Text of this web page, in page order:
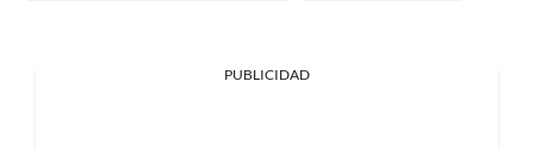
PUBLICIDAD